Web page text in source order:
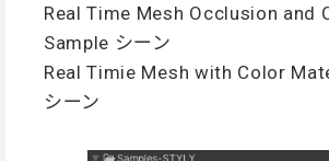
Real Time Mesh Occlusion and
Sample シーン
Real Timie Mesh with Color
シーン